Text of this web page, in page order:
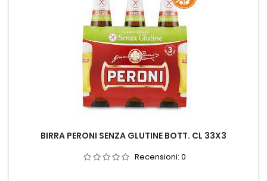
BIRRA PERONI SENZA GLUTINE BOTT. CL 33X3
Recensioni: 0